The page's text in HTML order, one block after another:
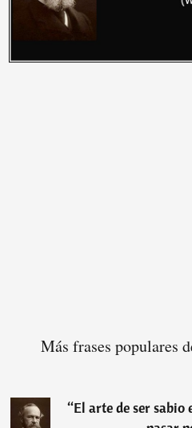
Más frases populares
“El arte de ser sabio